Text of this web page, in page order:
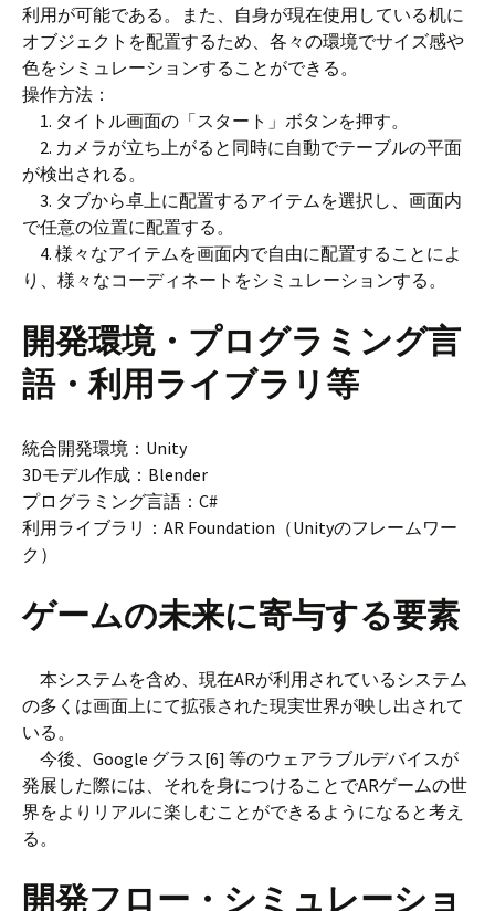
利用が可能である。また、自身が現在使用している机に
オブジェクトを配置するため、各々の環境でサイズ感や
色をシミュレーションすることができる。
操作方法：
1. タイトル画面の「スタート」ボタンを押す。
2. カメラが立ち上がると同時に自動でテーブルの平面
が検出される。
3. タブから卓上に配置するアイテムを選択し、画面内
で任意の位置に配置する。
4. 様々なアイテムを画面内で自由に配置することによ
り、様々なコーディネートをシミュレーションする。
開発環境・プログラミング言
語・利用ライブラリ等
統合開発環境：Unity
3Dモデル作成：Blender
プログラミング言語：C#
利用ライブラリ：AR Foundation（Unityのフレームワー
ク）
ゲームの未来に寄与する要素
本システムを含め、現在ARが利用されているシステム
の多くは画面上にて拡張された現実世界が映し出されて
いる。
今後、Google グラス[6] 等のウェアラブルデバイスが
発展した際には、それを身につけることでARゲームの世
界をよりリアルに楽しむことができるようになると考え
る。
開発フロー・シミュレーショ